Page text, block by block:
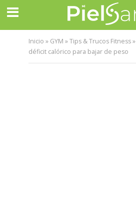
Inicio » GYM »Tips & Trucos Fitness»
déficit calórico para bajar de peso